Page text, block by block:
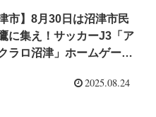
津市】8月30日は沼津市民
に集え！サッカーJ3「ア
ラロ沼津」ホームゲーム
2025.08.24